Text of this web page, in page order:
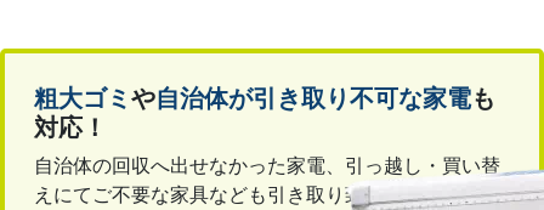
粗大ゴミや自治体が引き取り不可な家電も
対応！
自治体の回収へ出せなかった家電、引っ越し・買い替
えにてご不要な家具なども引き取り致します。